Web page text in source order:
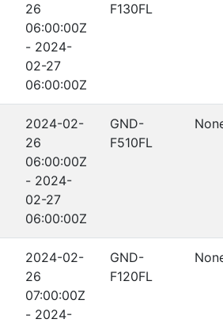
26
06:00:00Z
- 2024-
02-27
06:00:00Z
F130FL
2024-02-
26
06:00:00Z
- 2024-
02-27
06:00:00Z
GND-
F510FL
2024-02-
26
07:00:00Z
- 2024-
GND-
F120FL